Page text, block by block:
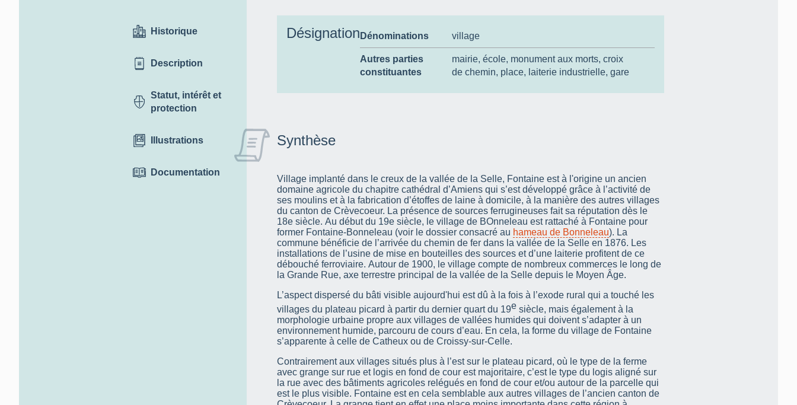
Historique
Description
Statut, intérêt et
protection
Illustrations
Documentation
Désignation Dénominations village
Autres parties
constituantes
mairie,école, monument aux morts,croix
de chemin, place, laiterie industrielle,gare
Synthèse
Village implanté dans le creux de la vallée de la Selle, Fontaine est à l'origine un ancien
domaine agricole du chapitre cathédral d’Amiens qui s’est développé grâce à l’activité de
ses moulins et à la fabrication d’étoffes de laine à domicile, à la manière des autres villages
du canton de Crèvecoeur. La présence de sources ferrugineuses fait sa réputation dès le
18e siècle. Au début du 19e siècle, le village de BOnneleau est rattaché à Fontaine pour
former Fontaine-Bonneleau (voir le dossier consacré au hameau de Bonneleau). La
commune bénéficie de l’arrivée du chemin de fer dans la vallée de la Selle en 1876. Les
installations de l’usine de mise en bouteilles des sources et d’une laiterie profitent de ce
débouché ferroviaire. Autour de 1900, le village compte de nombreux commerces le long de
la Grande Rue, axe terrestre principal de la vallée de la Selle depuis le Moyen Âge.
L’aspect dispersé du bâti visible aujourd'hui est dû à la fois à l’exode rural qui a touché les
villages du plateau picard à partir du dernier quart du 19e siècle, mais également à la
morphologie urbaine propre aux villages de vallées humides qui doivent s’adapter à un
environnement humide, parcouru de cours d’eau. En cela, la forme du village de Fontaine
s’apparente à celle de Catheux ou de Croissy-sur-Celle.
Contrairement aux villages situés plus à l’est sur le plateau picard, où le type de la ferme
avec grange sur rue et logis en fond de cour est majoritaire, c’est le type du logis aligné sur
la rue avec des bâtiments agricoles relégués en fond de cour et/ou autour de la parcelle qui
est le plus visible. Fontaine est en cela semblable aux autres villages de l’ancien canton de